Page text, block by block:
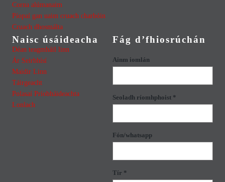
Corna alúmanaim
Píopaí gan uaim cruach charbóin
Cruach dhosmálta
Naisc úsáideacha
Déan teagmháil linn
Ár Seirbhísí
Maidir Linn
Táirgeacht
Polasaí Príobháideachta
Lonlach
Fág d’fhiosrúchán
Ainm iomlán
Seoladh ríomhphoist *
Fón/whatsapp
Tír *